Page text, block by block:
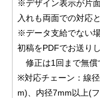
※デザイン表示が片
入れも両面での対応
※データ支給でない
初稿をPDFでお送り
修正は1回まで無償
※対応チェーン：線
m)、内径7mm以上(